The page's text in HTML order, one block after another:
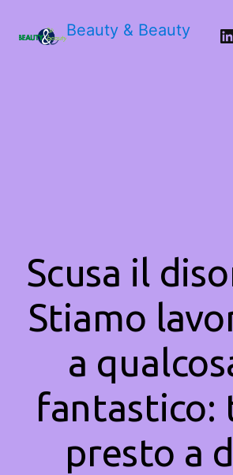
Beauty & Beauty
Scusa il
Stiamo
a
fantastico:
presto a